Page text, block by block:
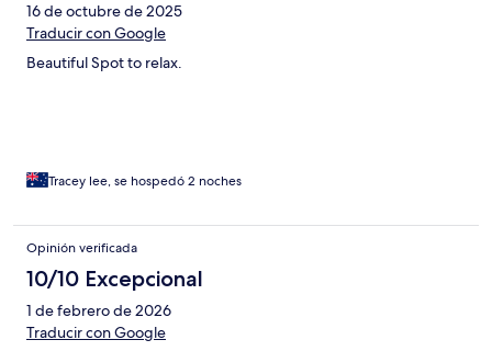
16 de octubre de 2025
Traducir con Google
Beautiful Spot to relax.
Tracey lee, se hospedó 2 noches
Opinión verificada
10/10 Excepcional
1 de febrero de 2026
Traducir con Google